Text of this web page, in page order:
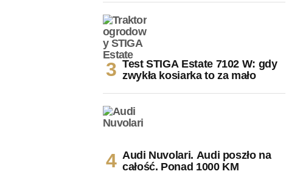
Test STIGA Estate 7102 W: gdy
zwykła kosiarka to za mało
Audi Nuvolari. Audi poszło na
całość. Ponad 1000 KM